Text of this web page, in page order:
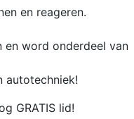
en reageren.
en word onderdeel van
autotechniek!
GRATIS lid!